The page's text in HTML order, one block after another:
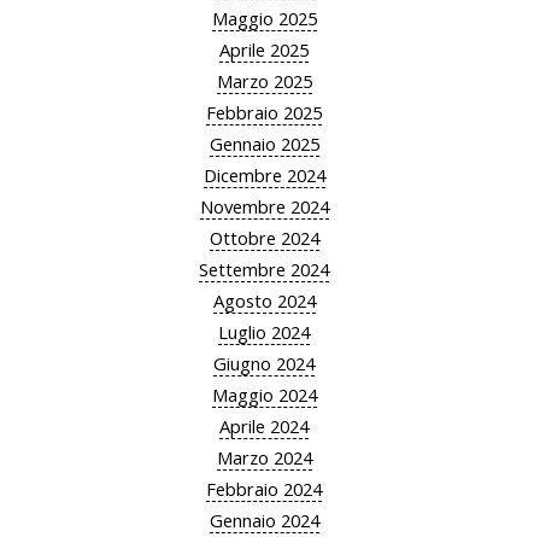
Maggio 2025
Aprile 2025
Marzo 2025
Febbraio 2025
Gennaio 2025
Dicembre 2024
Novembre 2024
Ottobre 2024
Settembre 2024
Agosto 2024
Luglio 2024
Giugno 2024
Maggio 2024
Aprile 2024
Marzo 2024
Febbraio 2024
Gennaio 2024